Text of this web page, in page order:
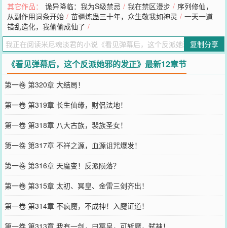
百分之零。本着和主角对着干，死的快的反派原则，我裴嫣然，拒绝
退婚。不仅如此，还会主动送上各种珍贵资源，助其修行，三年之
后，相约成婚。【拒绝退婚，受善因果《天命》，奖励凶兽宝术《凤
凰宝术》。】【修行凤凰宝术，觉醒真凤血脉，血脉纯度返祖提升百
分之九十，实力大增，成为族中同辈第一人。】某日，主角修炼出道
骨，族老纷纷希望你强势出手，挖其道骨，植入己身，成就无敌帝
路！弹幕“什么都抢只会害了你，到时候遭道骨反噬被主角反杀你别
哭！”你果断拒绝，并以凤凰之血助其孕育，主角修炼出真龙道骨。
【同受善因果《化龙》，奖励至尊重瞳。】裴嫣然：“重瞳本无敌，无
需再借骨！”...弹幕刷屏：“谁说反派坏啊，这个反派她邪的发正！”
您要是觉得《看见弹幕后，这个反派她邪的发正
忘记向您QQ群和微博微信里的朋友推荐哦！
其它作品： 诡异降临：我为S级禁忌 / 我在禁区漫步 / 序列修仙，
从副作用词条开始 / 苗疆炼蛊三十年，众生敬我如神灵 / 一天一道
错乱造化，我偷偷成仙了 /
复制分享
《看见弹幕后，这个反派她邪的发正》最新12章节
第一卷 第320章 大结局！
第一卷 第319章 长生仙缘，财侣法地！
第一卷 第318章 八大古族，裴族圣女！
第一卷 第317章 不祥之源，血源诅咒爆发！
第一卷 第316章 天魔变！反派陨落？
第一卷 第315章 太初、冥皇、金雷三剑齐出！
第一卷 第314章 不疯魔，不成神！入魔证道！
第一卷 第313章 我有一剑，曰冥皇，可斩魔，弑神！